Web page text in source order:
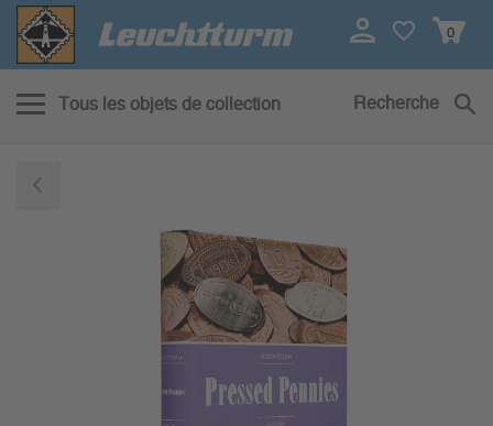
0
Tous les objets de collection Recherche